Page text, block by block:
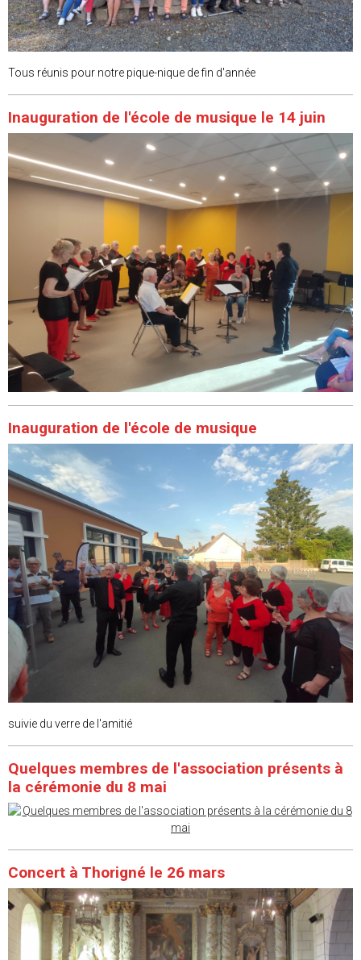
Tous réunis pour notre pique-nique de fin d'année
Inauguration de l'école de musique le 14 juin
Inauguration de l'école de musique
suivie du verre de l'amitié
Quelques membres de l'association présents à
la cérémonie du 8 mai
Concert à Thorigné le 26 mars